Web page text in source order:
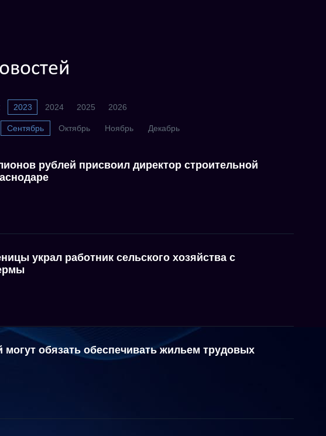
2023 2024 2025 2026
Сентябрь Октябрь Ноябрь Декабрь
рублей присвоил директор строительной
украл работник сельского хозяйства с
могут обязать обеспечивать жильем трудовых